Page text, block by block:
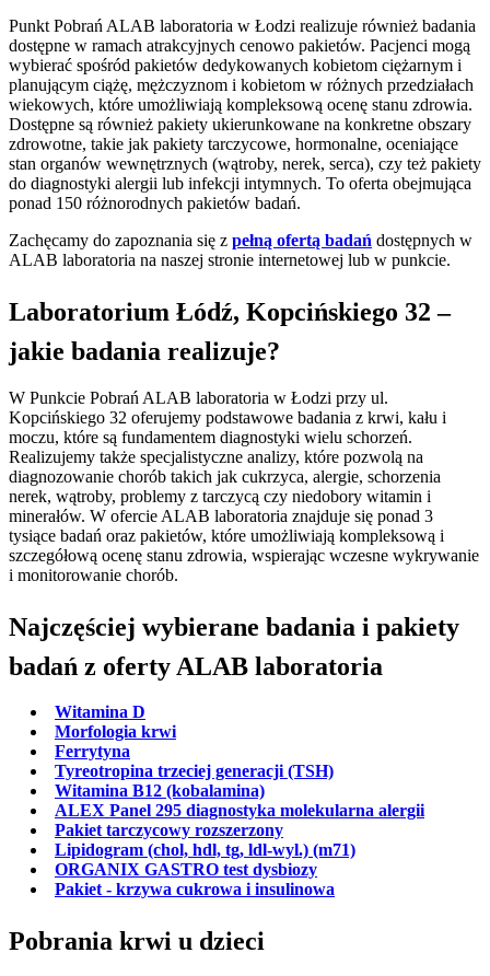
Punkt Pobrań ALAB laboratoria w Łodzi realizuje również badania
dostępne w ramach atrakcyjnych cenowo pakietów. Pacjenci mogą
wybierać spośród pakietów dedykowanych kobietom ciężarnym i
planującym ciążę, mężczyznom i kobietom w różnych przedziałach
wiekowych, które umożliwiają kompleksową ocenę stanu zdrowia.
Dostępne są również pakiety ukierunkowane na konkretne obszary
zdrowotne, takie jak pakiety tarczycowe, hormonalne, oceniające
stan organów wewnętrznych (wątroby, nerek, serca), czy też pakiety
do diagnostyki alergii lub infekcji intymnych. To oferta obejmująca
ponad 150 różnorodnych pakietów badań.
Zachęcamy do zapoznania się z pełną ofertą badań dostępnych w
ALAB laboratoria na naszej stronie internetowej lub w punkcie.
Laboratorium Łódź, Kopcińskiego 32 –
jakie badania realizuje?
W Punkcie Pobrań ALAB laboratoria w Łodzi przy ul.
Kopcińskiego 32 oferujemy podstawowe badania z krwi, kału i
moczu, które są fundamentem diagnostyki wielu schorzeń.
Realizujemy także specjalistyczne analizy, które pozwolą na
diagnozowanie chorób takich jak cukrzyca, alergie, schorzenia
nerek, wątroby, problemy z tarczycą czy niedobory witamin i
minerałów. W ofercie ALAB laboratoria znajduje się ponad 3
tysiące badań oraz pakietów, które umożliwiają kompleksową i
szczegółową ocenę stanu zdrowia, wspierając wczesne wykrywanie
i monitorowanie chorób.
Najczęściej wybierane badania i pakiety
badań z oferty ALAB laboratoria
Witamina D
Morfologia krwi
Ferrytyna
Tyreotropina trzeciej generacji (TSH)
Witamina B12 (kobalamina)
ALEX Panel 295 diagnostyka molekularna alergii
Pakiet tarczycowy rozszerzony
Lipidogram (chol, hdl, tg, ldl-wyl.) (m71)
ORGANIX GASTRO test dysbiozy
Pakiet - krzywa cukrowa i insulinowa
Pobrania krwi u dzieci